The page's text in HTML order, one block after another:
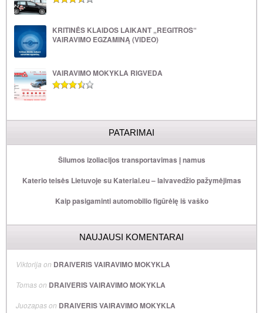
KRITINĖS KLAIDOS LAIKANT „REGITROS“
VAIRAVIMO EGZAMINĄ (VIDEO)
VAIRAVIMO MOKYKLA RIGVEDA
PATARIMAI
Šilumos izoliacijos transportavimas į namus
Katerio teisės Lietuvoje su Kateriai.eu – laivavedžio pažymėjimas
Kaip pasigaminti automobilio figūrėlę iš vaško
NAUJAUSI KOMENTARAI
Viktorija on DRAIVERIS VAIRAVIMO MOKYKLA
Tomason DRAIVERIS VAIRAVIMO MOKYKLA
Juozapason DRAIVERIS VAIRAVIMO MOKYKLA